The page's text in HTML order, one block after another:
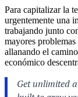
Para capitalizar la
urgentemente una
trabajando junto
mayores
allanando el
económico